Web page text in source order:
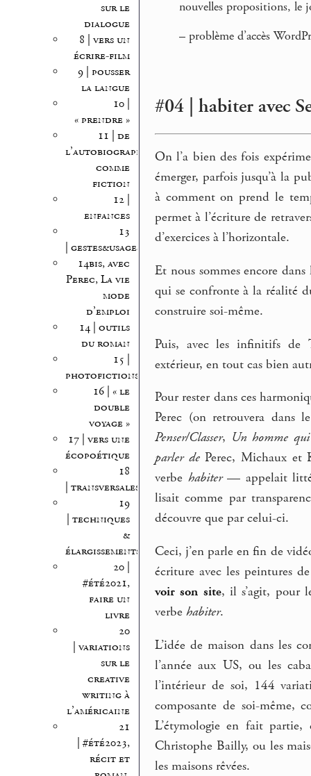
sur le
dialogue
8 | vers un
écrire-film
9 | pousser
la langue
10 |
« prendre »
11 | de
l’autobiographie
comme
fiction
12 |
enfances
13
| gestes&usages
14bis, avec
Perec, La vie
mode
d’emploi
14 | outils
du roman
15 |
photofictions
16 | « le
double
voyage »
17 | vers une
écopoétique
18
| transversales
19
| techniques
&
élargissements
20 |
#été2021,
faire un
livre
20
| variations
sur le
creative
writing à
l’américaine
21
| #été2023,
récit et
nouvelles propositions, le
– problème d’accès
#04 | habiter avec
On l’a bien des fois
émerger, parfois jusqu’à la
à comment on prend le
permet à l’écriture de
d’exercices à l’horizontale.
Et nous sommes encore
qui se confronte à la réalité
construire soi-même.
Puis, avec les infinitifs de
extérieur, en tout cas bien
Pour rester dans ces
Perec (on retrouvera
Penser/Classer, Un homme
parler dePerec, Michaux et
verbe habiter— appelait
lisait comme par
découvre que par celui-ci.
Ceci, j’en parle en fin de
écriture avec les peintures
voir son site, il s’agit, pour
verbehabiter.
L’idée de maison dans les
l’année aux US, ou les
l’intérieur de soi, 144
composante de soi-même,
L’étymologie en fait
Christophe Bailly, ou les
les maisons rêvées.